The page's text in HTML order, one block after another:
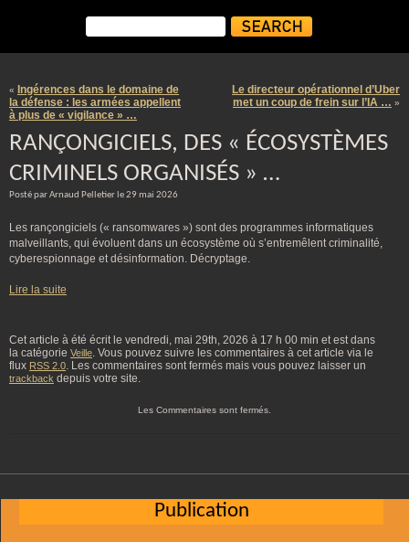
«
Ingérences dans le domaine de
la défense : les armées appellent
à plus de « vigilance » …
Le directeur opérationnel d’Uber
met un coup de frein sur l’IA … »
RANÇONGICIELS, DES « ÉCOSYSTÈMES
CRIMINELS ORGANISÉS » …
Posté par Arnaud Pelletier le 29 mai 2026
Les rançongiciels (« ransomwares ») sont des programmes informatiques
malveillants, qui évoluent dans un écosystème où s’entremêlent criminalité,
cyberespionnage et désinformation. Décryptage.
Lire la suite
Cet article à été écrit le vendredi, mai 29th, 2026 à 17 h 00 min et est dans
la catégorie Veille. Vous pouvez suivre les commentaires à cet article via le
flux RSS 2.0. Les commentaires sont fermés mais vous pouvez laisser un
trackback depuis votre site.
Les Commentaires sont fermés.
Publication